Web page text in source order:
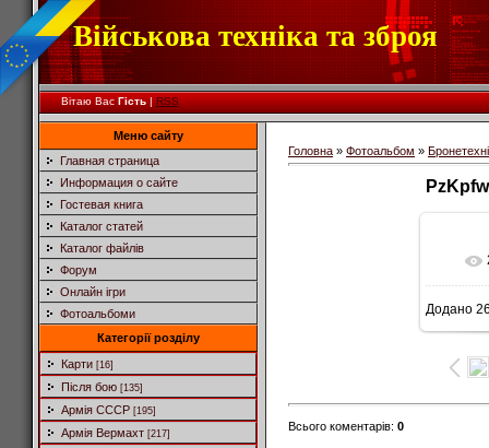
Військова техніка та зброя
Вітаю Вас Гість|RSS
Меню сайту
Главная страница
Информация о сайте
Гостевая книга
Каталог статей
Каталог файлів
Форум
Онлайн ігри
Фотоальбоми
Категорії розділу
Карти [16]
Після бою [135]
Армія СССР [195]
Армія Вермахт [217]
Головна » Фотоальбом »
Додано
Всього коментарів: 0